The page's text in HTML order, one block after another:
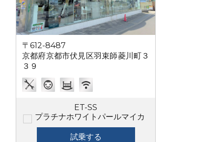
〒612-8487
京都府京都市伏見区羽束師菱川町３
３９
ET-SS
プラチナホワイトパールマイカ
試乗する